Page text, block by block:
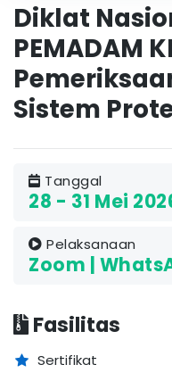
Diklat
PEMADAM
Sistem
Tanggal
28 - 31 Mei
Pelaksanaan
Zoom |
Fasilitas
Sertifikat